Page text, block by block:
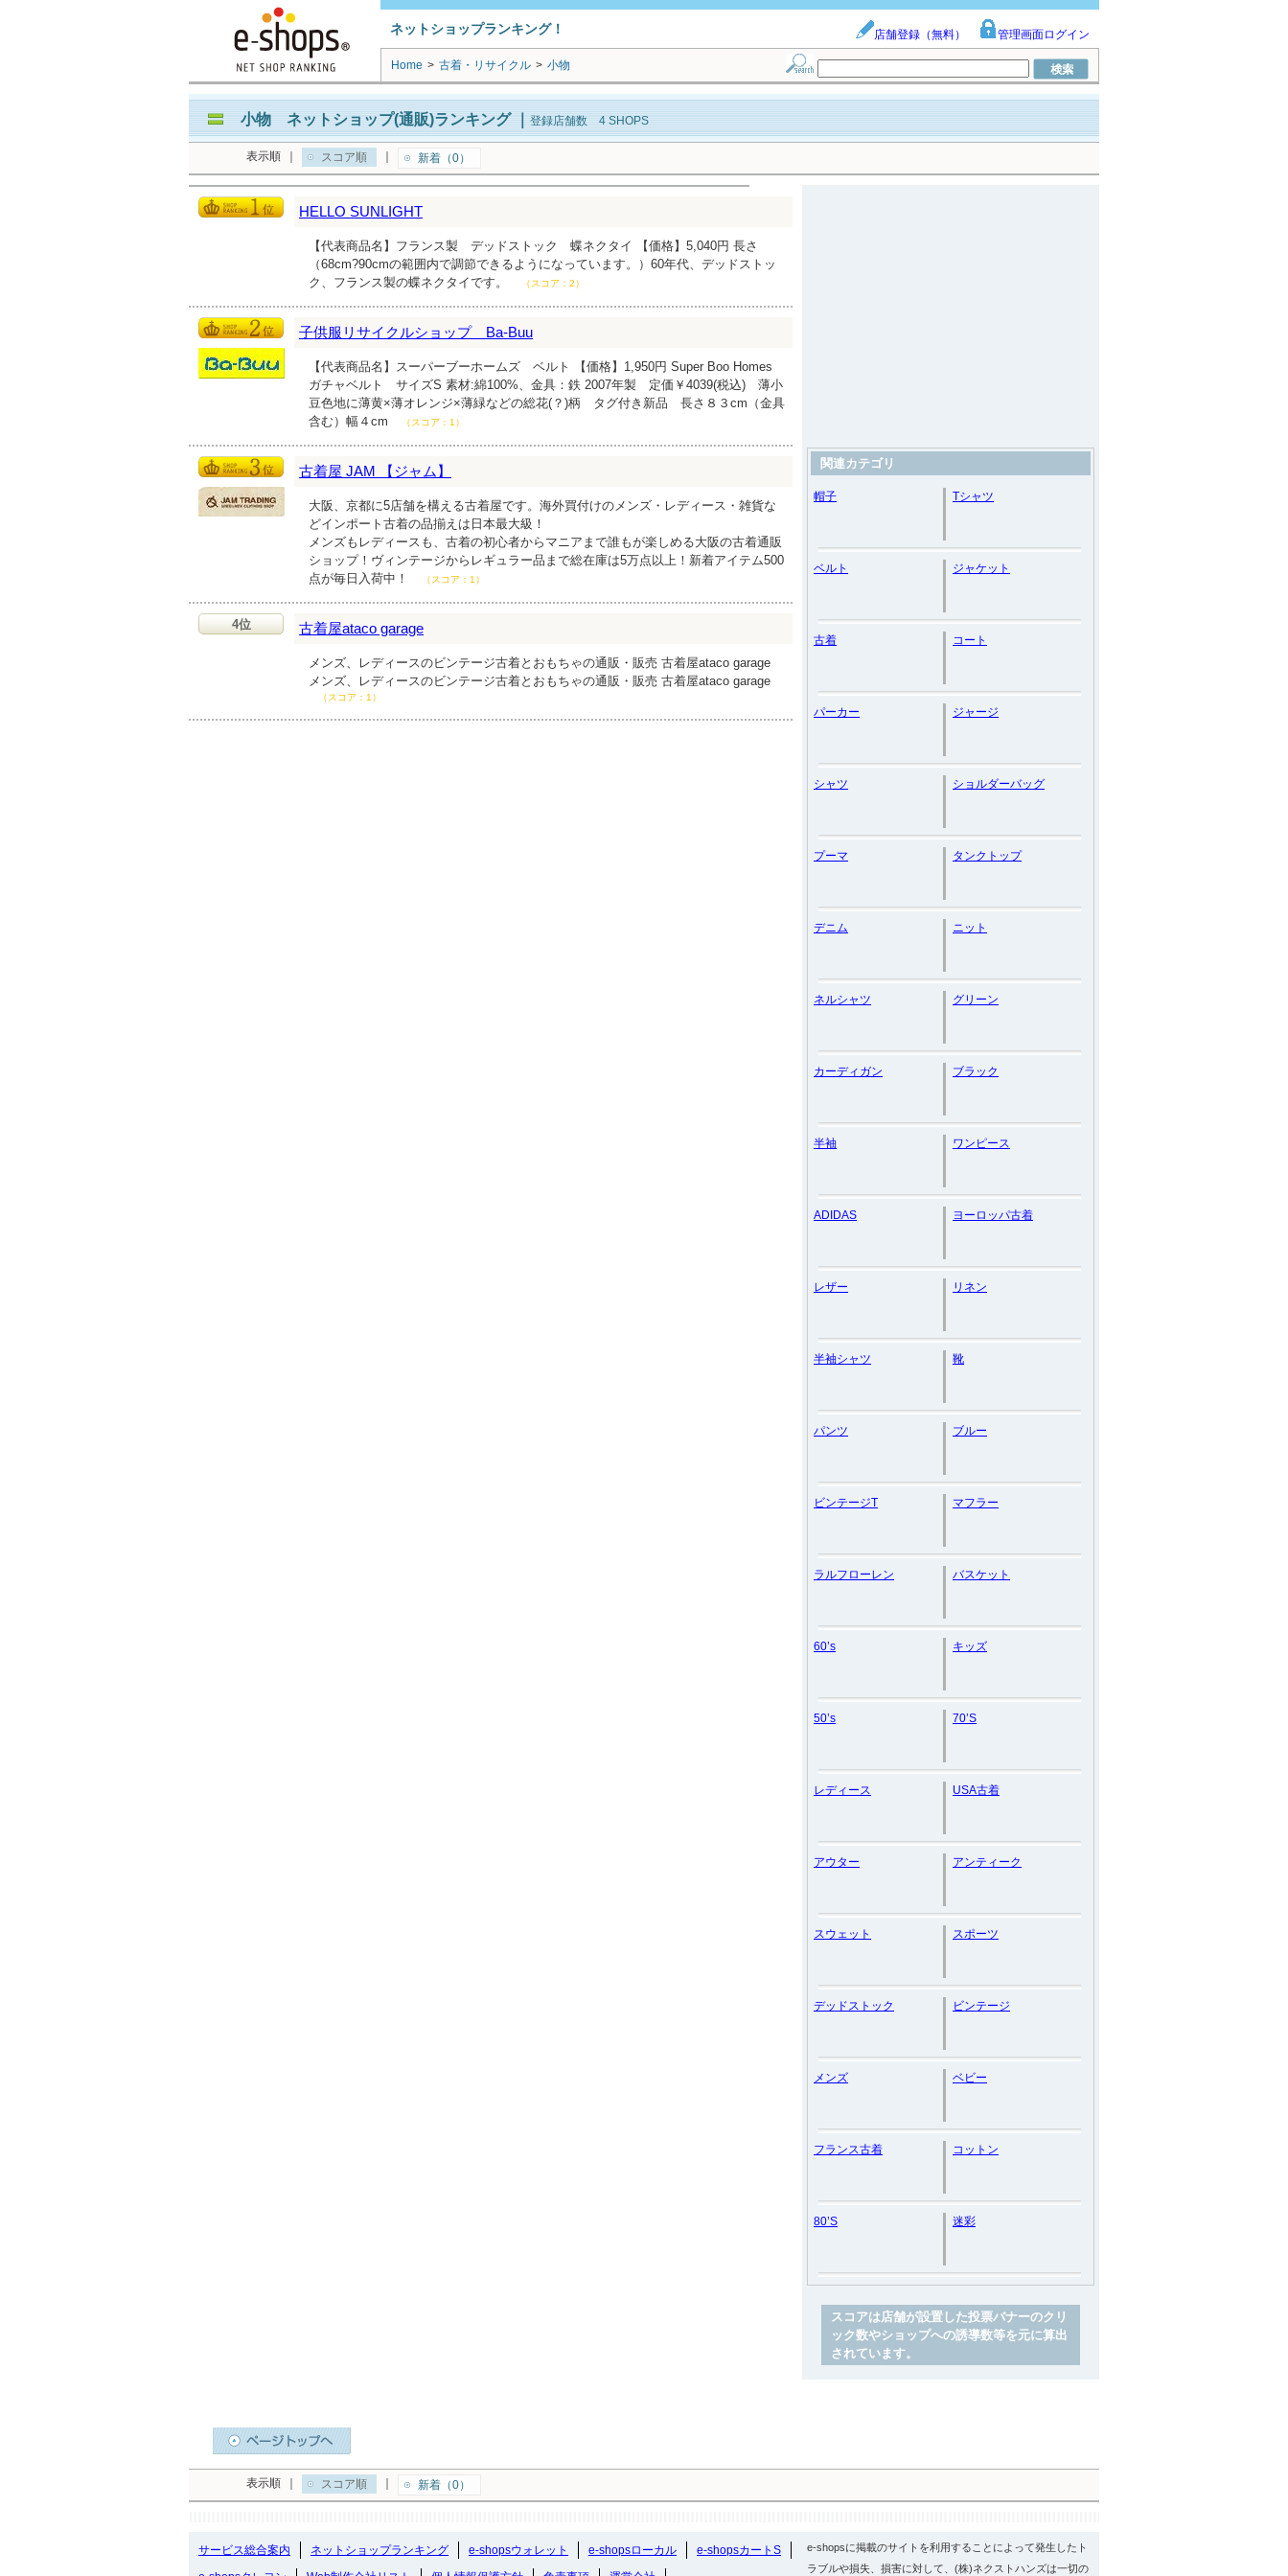
ネットショップランキング！ 店舗登録（無料） 管理画面ログイン
Home > 古着・リサイクル > 小物
小物 ネットショップ(通販)ランキング｜ 登録店舗数 4 SHOPS
表示順 スコア順 新着（0）
HELLO SUNLIGHT
【代表商品名】フランス製 デッドストック 蝶ネクタイ 【価格】5,040円 長さ
（68cm?90cmの範囲内で調節できるようになっています。）60年代、デッドストッ
ク、フランス製の蝶ネクタイです。
（スコア：2）
子供服リサイクルショップ Ba-Buu
【代表商品名】スーパーブーホームズ ベルト 【価格】1,950円 Super Boo Homes
ガチャベルト サイズS 素材:綿100%、金具：鉄 2007年製 定価￥4039(税込) 薄小
豆色地に薄黄×薄オレンジ×薄緑などの総花(？)柄 タグ付き新品 長さ８３cm（金具
含む）幅４cm
（スコア：1）
古着屋 JAM 【ジャム】
大阪、京都に5店舗を構える古着屋です。海外買付けのメンズ・レディース・雑貨な
どインポート古着の品揃えは日本最大級！
メンズもレディースも、古着の初心者からマニアまで誰もが楽しめる大阪の古着通販
ショップ！ヴィンテージからレギュラー品まで総在庫は5万点以上！新着アイテム500
点が毎日入荷中！
（スコア：1）
4位 古着屋ataco garage
メンズ、レディースのビンテージ古着とおもちゃの通販・販売 古着屋ataco garage
メンズ、レディースのビンテージ古着とおもちゃの通販・販売 古着屋ataco garage
（スコア：1）
関連カテゴリ
帽子 Tシャツ
ベルト ジャケット
古着 コート
パーカー ジャージ
シャツ ショルダーバッグ
プーマ タンクトップ
デニム ニット
ネルシャツ グリーン
カーディガン ブラック
半袖 ワンピース
ADIDAS ヨーロッパ古着
レザー リネン
半袖シャツ 靴
パンツ ブルー
ビンテージT マフラー
ラルフローレン バスケット
60’s キッズ
50’s 70’S
レディース USA古着
アウター アンティーク
スウェット スポーツ
デッドストック ビンテージ
メンズ ベビー
フランス古着 コットン
80’S 迷彩
スコアは店舗が設置した投票バナーのクリ
ック数やショップへの誘導数等を元に算出
されています。
表示順 スコア順 新着（0）
サービス総合案内 ネットショップランキング e-shopsウォレット e-shopsローカル
e-shopsカートS
e-shopsに掲載のサイトを利用することによって発生したト
ラブルや損失、損害に対して、(株)ネクストハンズは一切の